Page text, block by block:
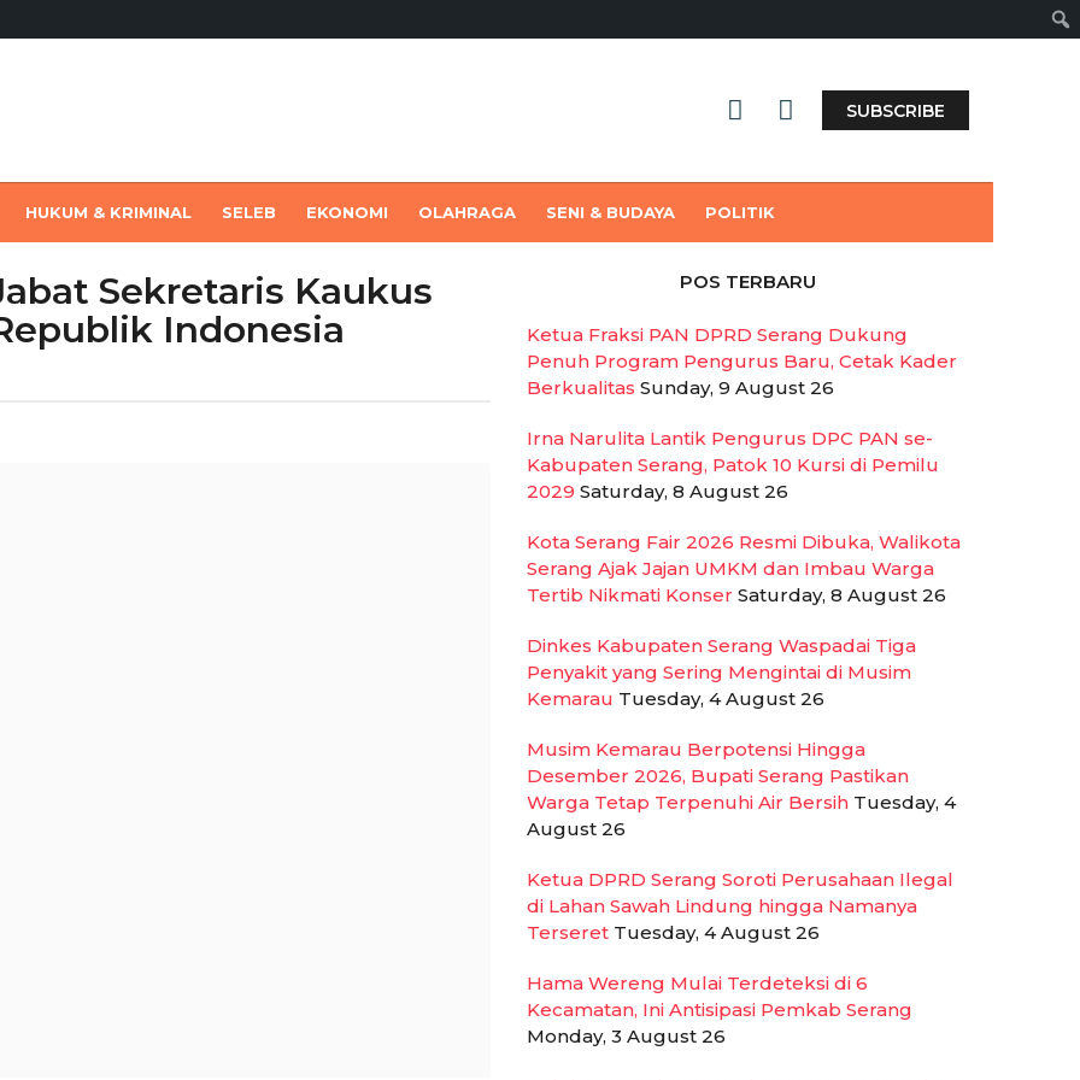
SUBSCRIBE
HUKUM & KRIMINAL SELEB EKONOMI OLAHRAGA SENI & BUDAYA POLITIK
Sekretaris Kaukus
Indonesia
POS TERBARU
Ketua Fraksi PAN DPRD Serang Dukung
Penuh Program Pengurus Baru, Cetak Kader
Berkualitas Sunday, 9 August 26
Irna Narulita Lantik Pengurus DPC PAN se-
Kabupaten Serang, Patok 10 Kursi di Pemilu
2029 Saturday, 8 August 26
Kota Serang Fair 2026 Resmi Dibuka, Walikota
Serang Ajak Jajan UMKM dan Imbau Warga
Tertib Nikmati Konser Saturday, 8 August 26
Dinkes Kabupaten Serang Waspadai Tiga
Penyakit yang Sering Mengintai di Musim
Kemarau Tuesday, 4 August 26
Musim Kemarau Berpotensi Hingga
Desember 2026, Bupati Serang Pastikan
Warga Tetap Terpenuhi Air Bersih Tuesday, 4
August 26
Ketua DPRD Serang Soroti Perusahaan Ilegal
di Lahan Sawah Lindung hingga Namanya
Terseret Tuesday, 4 August 26
Hama Wereng Mulai Terdeteksi di 6
Kecamatan, Ini Antisipasi Pemkab Serang
Monday, 3 August 26